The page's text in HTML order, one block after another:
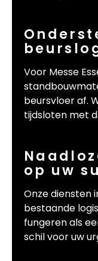
Voor Messe
beursvloer af.
tijdsloten met
op uw
Onze diensten
bestaande
fungeren als
schil voor uw